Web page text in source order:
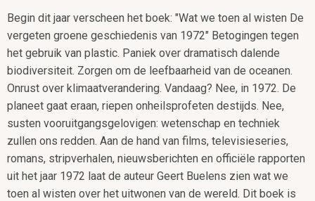
Begin dit jaar verscheen het boek: "Wat we toen al wisten De
vergeten groene geschiedenis van 1972" Betogingen tegen
het gebruik van plastic. Paniek over dramatisch dalende
biodiversiteit. Zorgen om de leefbaarheid van de oceanen.
Onrust over klimaatverandering. Vandaag? Nee, in 1972. De
planeet gaat eraan, riepen onheilsprofeten destijds. Nee,
susten vooruitgangsgelovigen: wetenschap en techniek
zullen ons redden. Aan de hand van films, televisieseries,
romans, stripverhalen, nieuwsberichten en officiële rapporten
uit het jaar 1972 laat de auteur Geert Buelens zien wat we
toen al wisten over het uitwonen van de wereld. Dit boek is